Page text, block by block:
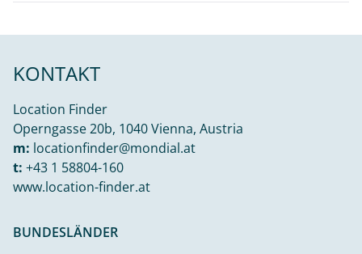
KONTAKT
Location Finder
Operngasse 20b, 1040 Vienna, Austria
m: locationfinder@mondial.at
t: +43 1 58804-160
www.location-finder.at
BUNDESLÄNDER